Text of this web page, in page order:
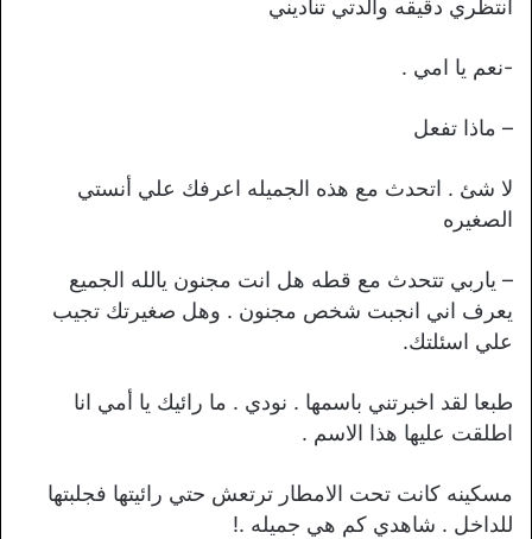
انتظري دقيقه والدتي تناديني
-نعم يا امي .
– ماذا تفعل
لا شئ . اتحدث مع هذه الجميله اعرفك علي أنستي
الصغيره
– ياربي تتحدث مع قطه هل انت مجنون يالله الجميع
يعرف اني انجبت شخص مجنون . وهل صغيرتك تجيب
علي اسئلتك.
طبعا لقد اخبرتني باسمها . نودي . ما رائيك يا أمي انا
اطلقت عليها هذا الاسم .
مسكينه كانت تحت الامطار ترتعش حتي رائيتها فجلبتها
للداخل . شاهدي كم هي جميله .!